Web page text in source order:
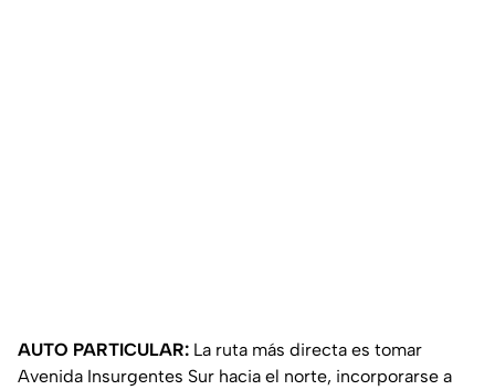
AUTO PARTICULAR: La ruta más directa es tomar
Avenida Insurgentes Sur hacia el norte, incorporarse a